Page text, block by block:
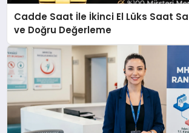
Cadde Saat İle İkinci El Lüks Saat
ve Doğru Değerleme